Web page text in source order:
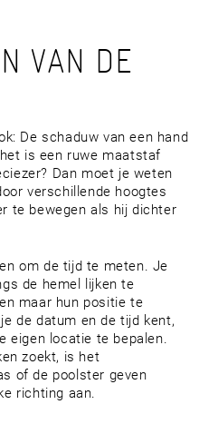
VAN DE
De schaduw van een hand
is een ruwe maatstaf
Dan moet je weten
verschillende hoogtes
te bewegen als hij dichter
om de tijd te meten. Je
de hemel lijken te
maar hun positie te
de datum en de tijd kent,
eigen locatie te bepalen.
zoekt, is het
of de poolster geven
richting aan.